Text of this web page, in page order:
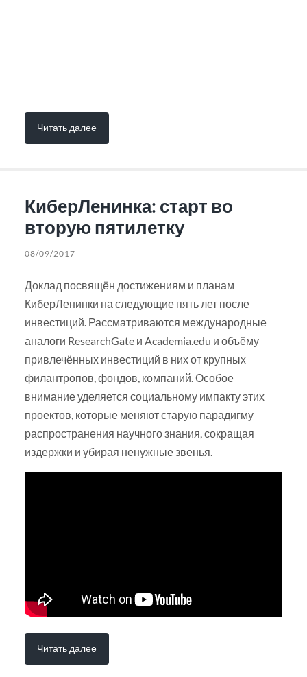
Читать далее
КиберЛенинка: старт во
вторую пятилетку
08/09/2017
Доклад посвящён достижениям и планам
КиберЛенинки на следующие пять лет после
инвестиций. Рассматриваются международные
аналоги ResearchGate и Academia.edu и объёму
привлечённых инвестиций в них от крупных
филантропов, фондов, компаний. Особое
внимание уделяется социальному импакту этих
проектов, которые меняют старую парадигму
распространения научного знания, сокращая
издержки и убирая ненужные звенья.
Читать далее